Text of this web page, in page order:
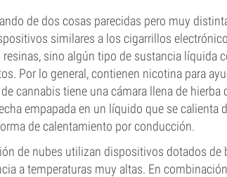
de dos cosas parecidas pero muy
similares a los cigarrillos
sino algún tipo de sustancia líquida
Por lo general, contienen nicotina para
cannabis tiene una cámara llena de hierba
empapada en un líquido que se calienta
de calentamiento por conducción.
de nubes utilizan dispositivos dotados de
a temperaturas muy altas. En